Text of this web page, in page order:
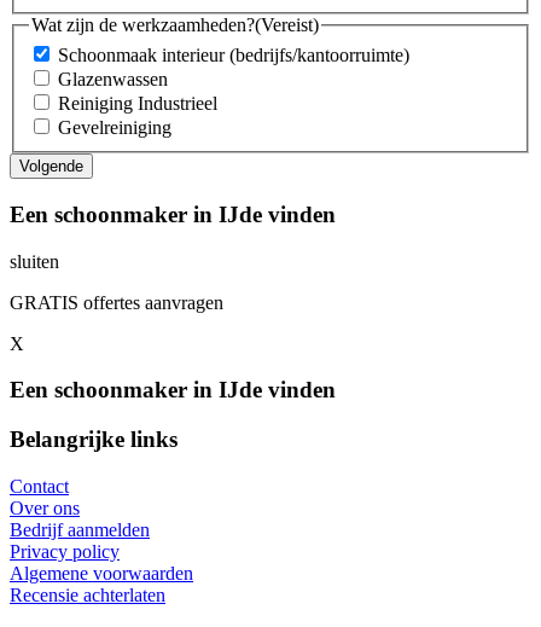
Wat zijn de werkzaamheden?(Vereist)
Schoonmaak interieur (bedrijfs/kantoorruimte)
Glazenwassen
Reiniging Industrieel
Gevelreiniging
Een schoonmaker in IJde vinden
sluiten
GRATIS offertes aanvragen
X
Een schoonmaker in IJde vinden
Belangrijke links
Contact
Over ons
Bedrijf aanmelden
Privacy policy
Algemene voorwaarden
Recensie achterlaten